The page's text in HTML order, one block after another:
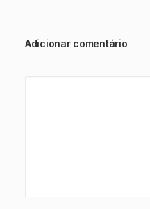
Adicionar comentário